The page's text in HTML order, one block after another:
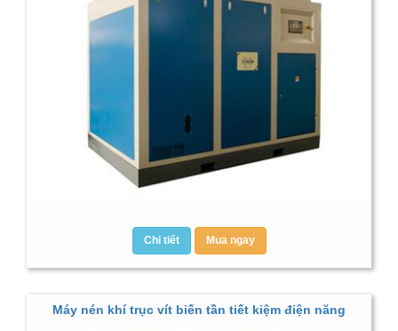
Chi tiết Mua ngay
Máy nén khí trục vít biến tần tiết kiệm điện năng